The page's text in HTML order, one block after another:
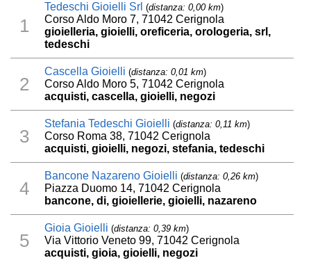
1
Tedeschi Gioielli Srl (distanza: 0,00 km)
Corso Aldo Moro 7, 71042 Cerignola
gioielleria, gioielli, oreficeria, orologeria, srl,
tedeschi
2
Cascella Gioielli (distanza: 0,01 km)
Corso Aldo Moro 5, 71042 Cerignola
acquisti, cascella, gioielli, negozi
3
Stefania Tedeschi Gioielli (distanza: 0,11 km)
Corso Roma 38, 71042 Cerignola
acquisti, gioielli, negozi, stefania, tedeschi
4
Bancone Nazareno Gioielli (distanza: 0,26 km)
Piazza Duomo 14, 71042 Cerignola
bancone, di, gioiellerie, gioielli, nazareno
5
Gioia Gioielli (distanza: 0,39 km)
Via Vittorio Veneto 99, 71042 Cerignola
acquisti, gioia, gioielli, negozi